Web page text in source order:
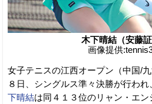
木下晴結（安藤証
画像提供
女子テニスの江西オープン（中国/
８日、シングルス準々決勝が行わ
下晴結は同４１３位のリャン・エ